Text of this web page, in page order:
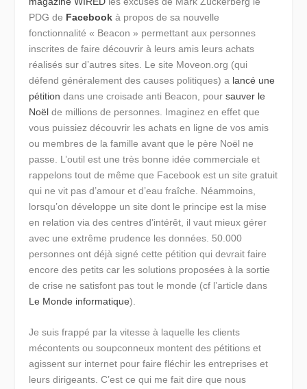
PDG de Facebook à propos de sa nouvelle
fonctionnalité « Beacon » permettant aux personnes
inscrites de faire découvrir à leurs amis leurs achats
réalisés sur d’autres sites. Le site Moveon.org (qui
défend généralement des causes politiques) a lancé une
pétition dans une croisade anti Beacon, poursauver le
Noël de millions de personnes. Imaginez en effet que
vous puissiez découvrir les achats en ligne de vos amis
ou membres de la famille avant que le père Noël ne
passe. L’outil est une très bonne idée commerciale et
rappelons tout de même que Facebook est un site gratuit
qui ne vit pas d’amour et d’eau fraîche. Néammoins,
lorsqu’on développe un site dont le principe est la mise
en relation via des centres d’intérêt, il vaut mieux gérer
avec une extrême prudence les données. 50.000
personnes ont déjà signé cette pétition qui devrait faire
encore des petits car les solutions proposées à la sortie
de crise ne satisfont pas tout le monde (cf l’article dans
Le Monde informatique).
Je suis frappé par la vitesse à laquelle les clients
mécontents ou soupconneux montent des pétitions et
agissent sur internet pour faire fléchir les entreprises et
leurs dirigeants. C’est ce qui me fait dire que nous